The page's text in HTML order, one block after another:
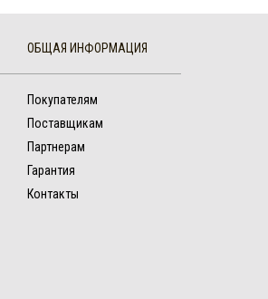
ОБЩАЯ ИНФОРМАЦИЯ
Покупателям
Поставщикам
Партнерам
Гарантия
Контакты